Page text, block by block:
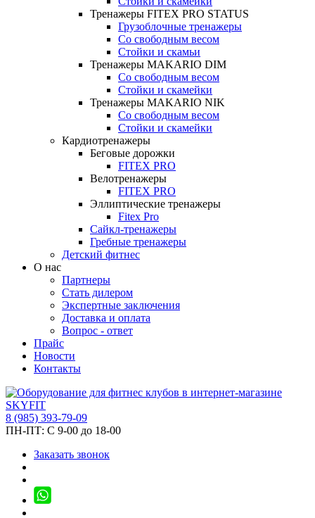
Тренажеры FITEX PRO STATUS
Грузоблочные тренажеры
Со свободным весом
Стойки и скамьи
Тренажеры MAKARIO DIM
Со свободным весом
Стойки и скамейки
Тренажеры MAKARIO NIK
Со свободным весом
Стойки и скамейки
Кардиотренажеры
Беговые дорожки
FITEX PRO
Велотренажеры
FITEX PRO
Эллиптические тренажеры
Fitex Pro
Сайкл-тренажеры
Гребные тренажеры
Детский фитнес
О нас
Партнеры
Стать дилером
Экспертные заключения
Доставка и оплата
Вопрос - ответ
Прайс
Новости
Контакты
8 (985) 393-79-09
ПН-ПТ: С 9-00 до 18-00
Заказать звонок